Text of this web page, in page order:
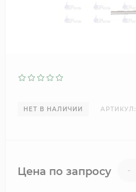
НЕТ В НАЛИЧИИ АРТИКУЛ:
Цена по запросу -